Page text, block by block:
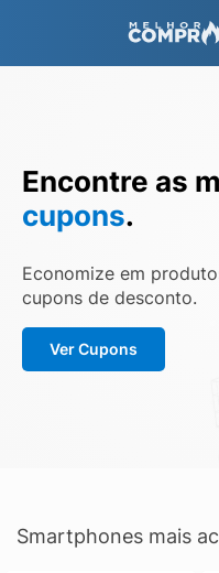
Encontre as
cupons.
Economize em
cupons de desconto.
Ver Cupons
Smartphones mais